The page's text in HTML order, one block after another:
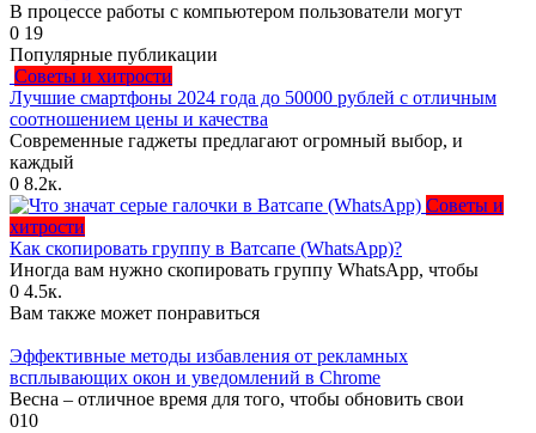
В процессе работы с компьютером пользователи могут
0 19
Популярные публикации
Советы и хитрости
Лучшие смартфоны 2024 года до 50000 рублей с отличным
соотношением цены и качества
Современные гаджеты предлагают огромный выбор, и
каждый
0 8.2к.
Советы и
хитрости
Как скопировать группу в Ватсапе (WhatsApp)?
Иногда вам нужно скопировать группу WhatsApp, чтобы
0 4.5к.
Вам также может понравиться
Эффективные методы избавления от рекламных
всплывающих окон и уведомлений в Chrome
Весна – отличное время для того, чтобы обновить свои
010